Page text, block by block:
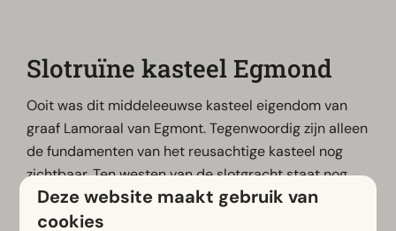
Slotruïne kasteel Egmond
Ooit was dit middeleeuwse kasteel eigendom van
graaf Lamoraal van Egmont. Tegenwoordig zijn alleen
de fundamenten van het reusachtige kasteel nog
zichtbaar. Ten westen van de slotgracht staat nog
steeds de Slotkapel van het kasteel.
Deze website maakt gebruik van
cookies